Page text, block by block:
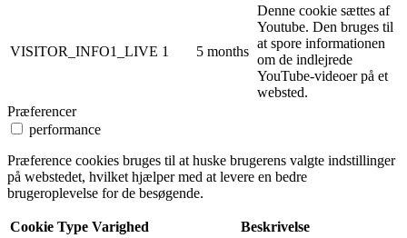
VISITOR_INFO1_LIVE 1 5 months
Denne cookie sættes af
Youtube. Den bruges til
at spore informationen
om de indlejrede
YouTube-videoer på et
websted.
Præferencer
performance
Præference cookies bruges til at huske brugerens valgte indstillinger
på webstedet, hvilket hjælper med at levere en bedre
brugeroplevelse for de besøgende.
Cookie Type Varighed Beskrivelse